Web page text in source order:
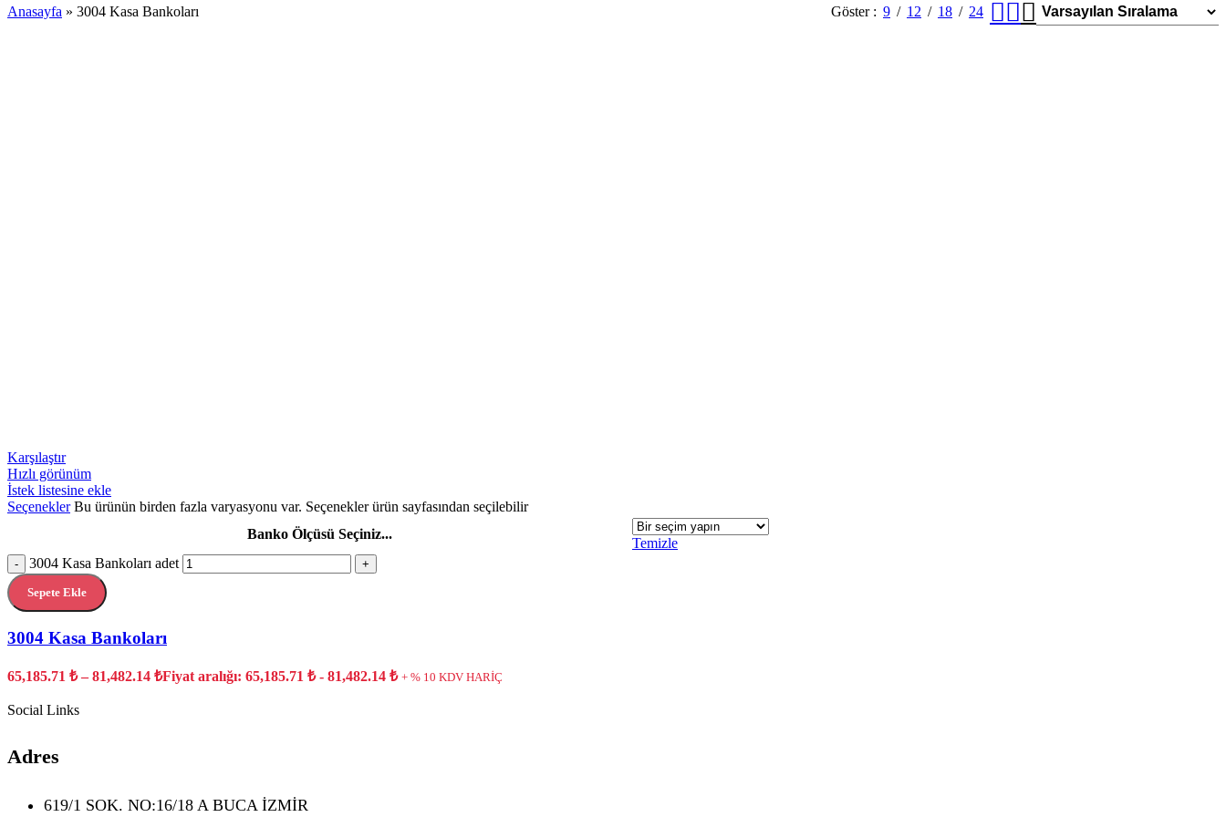
Anasayfa » 3004 Kasa Bankoları Göster 9 12 18 24
Karşılaştır
Hızlı görünüm
İstek listesine ekle
Seçenekler Bu ürünün birden fazla varyasyonu var. Seçenekler ürün sayfasından seçilebilir
Banko Ölçüsü Seçiniz...
Temizle
- 3004 Kasa Bankoları adet +
Sepete Ekle
3004 Kasa Bankoları
65,185.71 ₺ –81,482.14 ₺Fiyat aralığı: 65,185.71 ₺ - 81,482.14 ₺ + % 10 KDV HARİÇ
Social Links
Adres
619/1 SOK. NO:16/18 A BUCA İZMİR